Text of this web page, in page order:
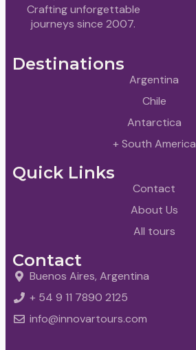
Crafting unforgettable
journeys since 2007.
Destinations
Argentina
Chile
Antarctica
+ South America
Quick Links
Contact
About Us
All tours
Contact
Buenos Aires, Argentina
+ 54 9 11 7890 2125
info@innovartours.com